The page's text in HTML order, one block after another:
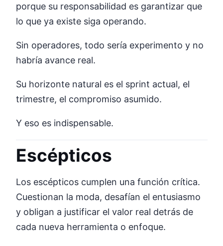
porque su responsabilidad es garantizar que
lo que ya existe siga operando.
Sin operadores, todo sería experimento y no
habría avance real.
Su horizonte natural es el sprint actual, el
trimestre, el compromiso asumido.
Y eso es indispensable.
Escépticos
Los escépticos cumplen una función crítica.
Cuestionan la moda, desafían el entusiasmo
y obligan a justificar el valor real detrás de
cada nueva herramienta o enfoque.